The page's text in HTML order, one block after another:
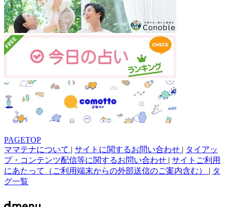
PAGETOP
ママテナについて | サイトに関するお問い合わせ | タイアッ
プ・コンテンツ配信等に関するお問い合わせ | サイトご利用
にあたって（ご利用端末からの外部送信のご案内含む） | タ
グ一覧